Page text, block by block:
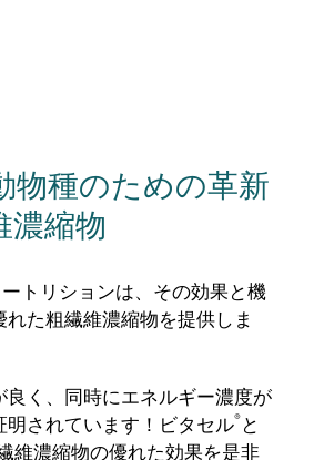
物種のための革新
濃縮物
トリションは、その効果と機
た粗繊維濃縮物を提供しま
良く、同時にエネルギー濃度が
明されています！ビタセル® と
維濃縮物の優れた効果を是非